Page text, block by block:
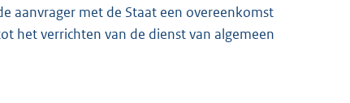
aanvrager met de Staat een overeenkomst
het verrichten van de dienst van algemeen